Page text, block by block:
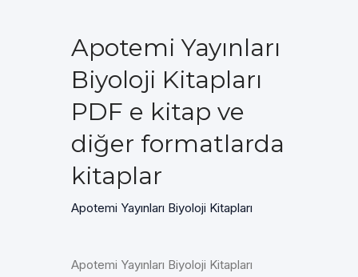
Apotemi Yayınları
Biyoloji Kitapları
PDF e kitap ve
diğer formatlarda
kitaplar
Apotemi Yayınları Biyoloji Kitapları
Apotemi Yayınları Biyoloji Kitapları